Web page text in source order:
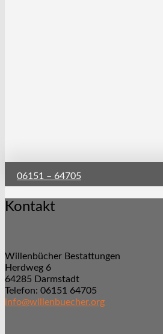
06151 – 64705
Kontakt
Willenbücher Bestattungen
Herdweg 6
64285 Darmstadt
Telefon: 06151 64705
info@willenbuecher.org